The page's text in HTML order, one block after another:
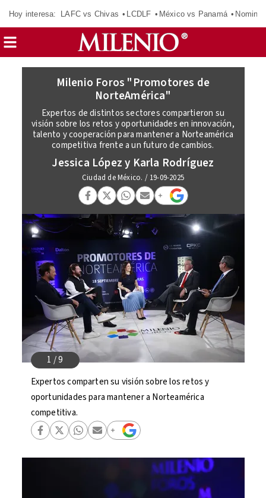
Hoy interesa: LAFC vs Chivas LCDLF México vs Panamá
Milenio Foros "Promotores de
NorteAmérica"
Expertos de distintos sectores compartieron su
visión sobre los retos y oportunidades en innovación,
talento y cooperación para mantener a Norteamérica
competitiva frente a un futuro de cambios.
Jessica López y Karla Rodríguez
Ciudad de México. / 19-09-2025
Expertos comparten su visión sobre los retos y
oportunidades para mantener a Norteamérica
competitiva.